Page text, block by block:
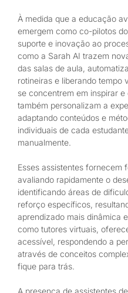
À medida que a educação
emergem como co-pilotos
suporte e inovação ao
como a Sarah AI trazem
das salas de aula,
rotineiras e liberando tempo
se concentrem em inspirar e
também personalizam a
adaptando conteúdos e
individuais de cada
manualmente.
Esses assistentes fornecem
avaliando rapidamente o
identificando áreas de
reforço específicos,
aprendizado mais dinâmica
como tutores virtuais,
acessível, respondendo a
através de conceitos
fique para trás.
A presença de assistentes